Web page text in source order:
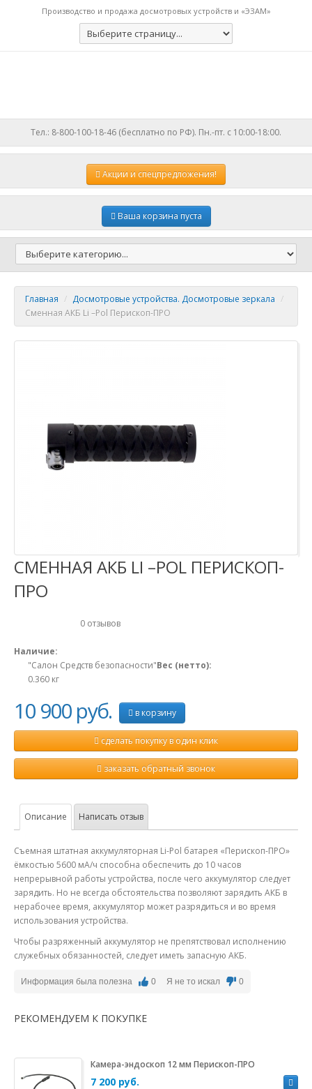
Производство и продажа досмотровых устройств и «ЭЗАМ»
Тел.: 8-800-100-18-46 (бесплатно по РФ). Пн.-пт. с 10:00-18:00.
Акциии спецпредложения!
Ваша корзина пуста
Главная / Досмотровые устройства. Досмотровые зеркала /
Сменная АКБ Li –Pol Перископ-ПРО
СМЕННАЯ АКБ LI –POL ПЕРИСКОП-
ПРО
0 отзывов
Наличие:
"Салон Средств безопасности"Вес (нетто):
0.360 кг
10 900 руб. в корзину
сделать покупку в один клик
заказать обратный звонок
Описание Написать отзыв
Съемная штатная аккумуляторная Li-Pol батарея «Перископ-ПРО»
ёмкостью 5600 мА/ч способна обеспечить до 10 часов
непрерывной работы устройства, после чего аккумулятор следует
зарядить. Но не всегда обстоятельства позволяют зарядить АКБ в
нерабочее время, аккумулятор может разрядиться и во время
использования устройства.
Чтобы разряженный аккумулятор не препятствовал исполнению
служебных обязанностей, следует иметь запасную АКБ.
Информация была полезна 0 Я не то искал 0
РЕКОМЕНДУЕМ К ПОКУПКЕ
Камера-эндоскоп 12 мм Перископ-ПРО
7 200 руб.